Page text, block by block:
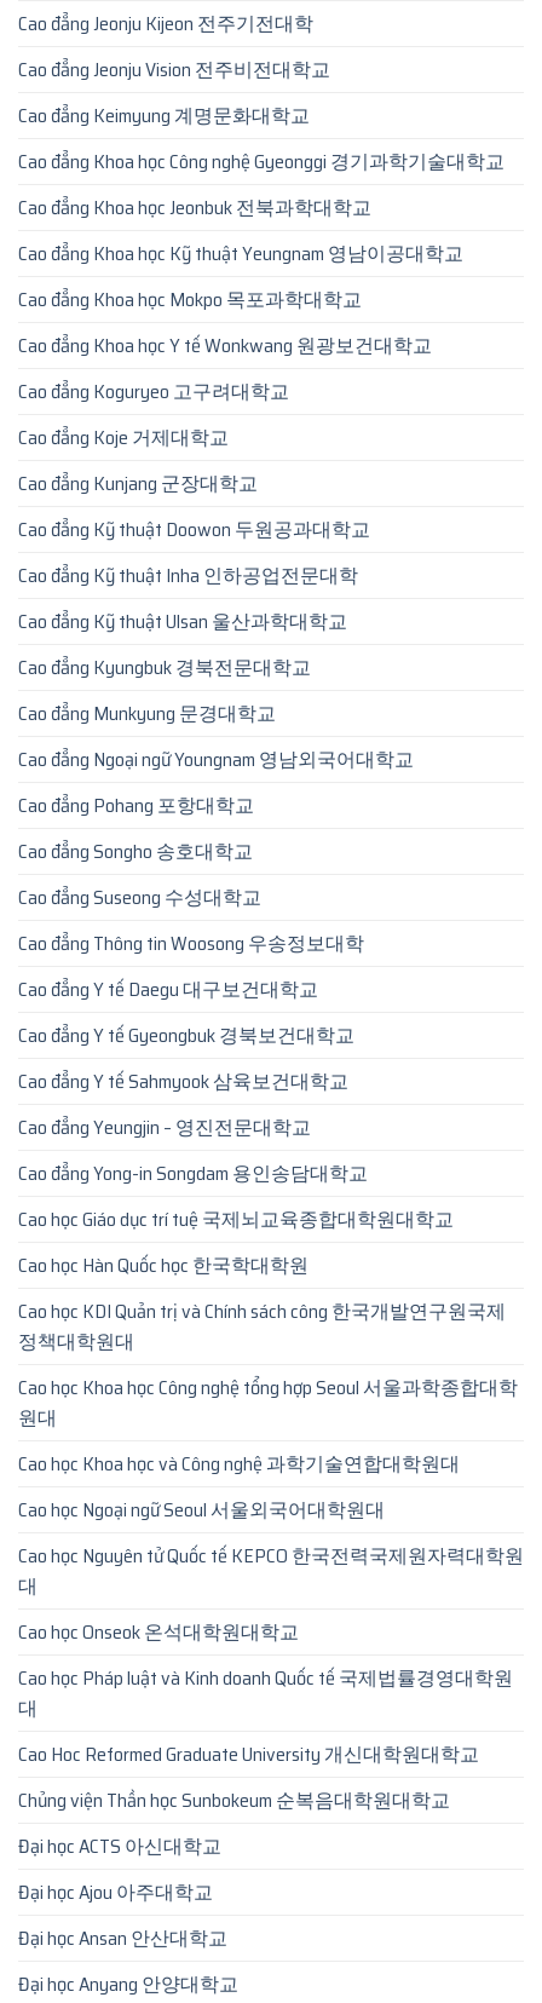
Cao đẳng Jeonju Kijeon 전주기전대학
Cao đẳng Jeonju Vision 전주비전대학교
Cao đẳng Keimyung 계명문화대학교
Cao đẳng Khoa học Công nghệ Gyeonggi 경기과학기술대학교
Cao đẳng Khoa học Jeonbuk 전북과학대학교
Cao đẳng Khoa học Kỹ thuật Yeungnam 영남이공대학교
Cao đẳng Khoa học Mokpo 목포과학대학교
Cao đẳng Khoa học Y tế Wonkwang 원광보건대학교
Cao đẳng Koguryeo 고구려대학교
Cao đẳng Koje 거제대학교
Cao đẳng Kunjang 군장대학교
Cao đẳng Kỹ thuật Doowon 두원공과대학교
Cao đẳng Kỹ thuật Inha 인하공업전문대학
Cao đẳng Kỹ thuật Ulsan 울산과학대학교
Cao đẳng Kyungbuk 경북전문대학교
Cao đẳng Munkyung 문경대학교
Cao đẳng Ngoại ngữ Youngnam 영남외국어대학교
Cao đẳng Pohang 포항대학교
Cao đẳng Songho 송호대학교
Cao đẳng Suseong 수성대학교
Cao đẳng Thông tin Woosong 우송정보대학
Cao đẳng Y tế Daegu 대구보건대학교
Cao đẳng Y tế Gyeongbuk 경북보건대학교
Cao đẳng Y tế Sahmyook 삼육보건대학교
Cao đẳng Yeungjin – 영진전문대학교
Cao đẳng Yong-in Songdam 용인송담대학교
Cao học Giáo dục trí tuệ 국제뇌교육종합대학원대학교
Cao học Hàn Quốc học 한국학대학원
Cao học KDI Quản trị và Chính sách công 한국개발연구원국제
정책대학원대
Cao học Khoa học Công nghệ tổng hợp Seoul 서울과학종합대학
원대
Cao học Khoa học và Công nghệ 과학기술연합대학원대
Cao học Ngoại ngữ Seoul 서울외국어대학원대
Cao học Nguyên tử Quốc tế KEPCO 한국전력국제원자력대학원
대
Cao học Onseok 온석대학원대학교
Cao học Pháp luật và Kinh doanh Quốc tế 국제법률경영대학원
대
Cao Hoc Reformed Graduate University 개신대학원대학교
Chủng viện Thần học Sunbokeum 순복음대학원대학교
Đại học ACTS 아신대학교
Đại học Ajou 아주대학교
Đại học Ansan 안산대학교
Đại học Anyang 안양대학교